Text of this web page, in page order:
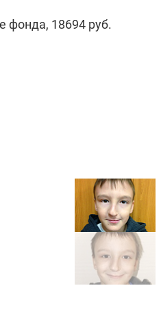
фонда, 18694 руб.